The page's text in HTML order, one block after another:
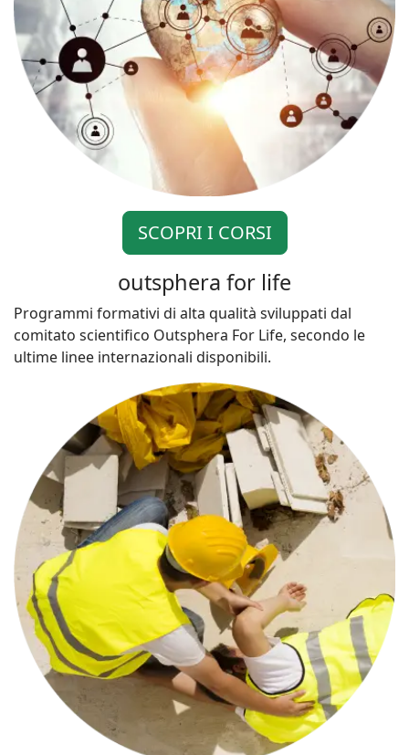
SCOPRI I CORSI
outsphera for life
Programmi formativi di alta qualità sviluppati dal
comitato scientifico Outsphera For Life, secondo le
ultime linee internazionali disponibili.